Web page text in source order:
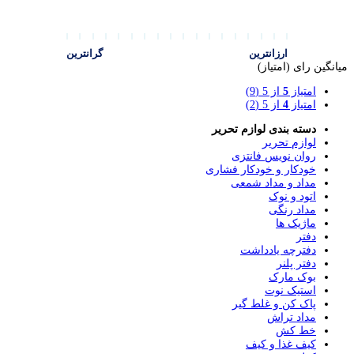
ارزانترین
گرانترین
میانگین رای (امتیاز)
امتیاز 5 از 5
(9)
امتیاز 4 از 5 (2)
دسته بندی لوازم تحریر
لوازم تحریر
روان نویس فانتزی
خودکار و خودکار فشاری
مداد و مداد شمعی
اتود و نوک
مداد رنگی
ماژیک ها
دفتر
دفترچه یادداشت
دفتر پلنر
بوک مارک
استیک نوت
پاک کن و غلط گیر
مداد تراش
خط کش
کیف غذا و کیف